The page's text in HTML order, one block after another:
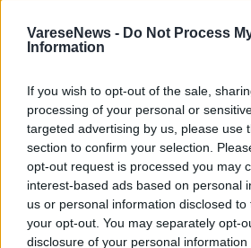
VareseNews - Do Not Process
Information
If you wish to opt-out of the sale,
processing of your personal or
targeted advertising by us, please use
section to confirm your selection.
opt-out request is processed you may
interest-based ads based on personal
us or personal information disclosed
your opt-out. You may separately opt-
disclosure of your personal